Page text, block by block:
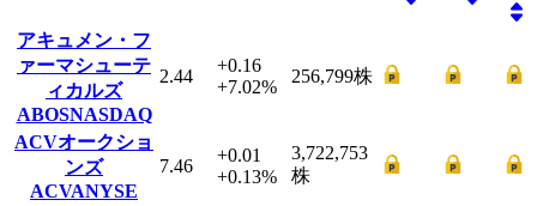
アキュメン・フ
ァーマシューテ
ィカルズ
ABOSNASDAQ
2.44
+0.16
+7.02%
256,799株
ACVオークショ
ンズ
ACVANYSE
7.46
+0.01
+0.13%
3,722,753
株